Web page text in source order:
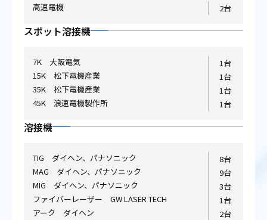
高速電機 2台
スポット溶接機
7K 大阪電気
1台
15K 松下電機産業
1台
35K 松下電機産業
1台
45K 浪速電機製作所
1台
溶接機
TIG ダイヘン、パナソニック
8台
MAG ダイヘン、パナソニック
9台
MIG ダイヘン、パナソニック
3台
ファイバーレーザー GW LASER TECH
1台
アーク ダイヘン
2台